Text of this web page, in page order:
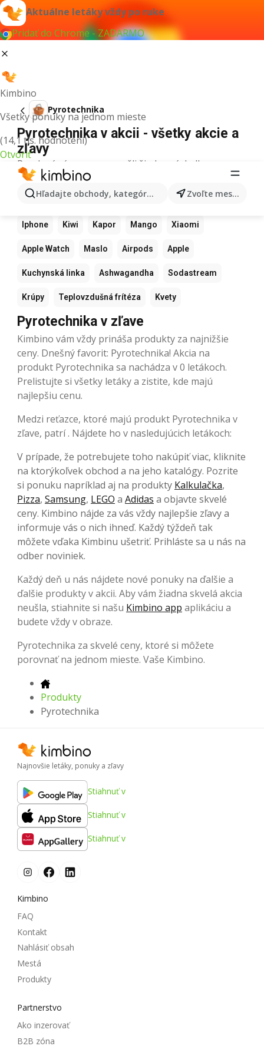
Aktuálne letáky vždy po ruke
Pridať do Chrome - ZADARMO
Kimbino
Všetky ponuky na jednom mieste
(14,1 tis. hodnotení)
Otvoriť
Hľadajte obchody, kategórie, produkty... Zvoľte mesto
Pyrotechnika
Pyrotechnika v akcii - všetky akcie a
zľavy
Pre daný výraz sme nenašli žiadne výsledky.
Ďalšie obľúbené produkty
Kalkulačka LEGO Samsung
Iphone Kiwi Kapor Mango Xiaomi
Apple Watch Maslo Airpods Apple
Kuchynská linka Ashwagandha Sodastream
Krúpy Teplovzdušná frítéza Kvety
Pyrotechnika v zľave
Kimbino vám vždy prináša produkty za najnižšie
ceny. Dnešný favorit: Pyrotechnika! Akcia na
produkt Pyrotechnika sa nachádza v 0 letákoch.
Prelistujte si všetky letáky a zistite, kde majú
najlepšiu cenu.
Medzi reťazce, ktoré majú produkt Pyrotechnika v
zľave, patrí . Nájdete ho v nasledujúcich letákoch:
V prípade, že potrebujete toho nakúpiť viac, kliknite
na ktorýkoľvek obchod a na jeho katalógy. Pozrite
si ponuku napríklad aj na produkty Kalkulačka,
Pizza, Samsung, LEGO a Adidas a objavte skvelé
ceny. Kimbino nájde za vás vždy najlepšie zľavy a
informuje vás o nich ihneď. Každý týždeň tak
môžete vďaka Kimbinu ušetriť. Prihláste sa u nás na
odber noviniek.
Každý deň u nás nájdete nové ponuky na ďalšie a
ďalšie produkty v akcii. Aby vám žiadna skvelá akcia
neušla, stiahnite si našu Kimbino app aplikáciu a
budete vždy v obraze.
Pyrotechnika za skvelé ceny, ktoré si môžete
porovnať na jednom mieste. Vaše Kimbino.
Produkty
Pyrotechnika
Najnovšie letáky, ponuky a zľavy
Stiahnuť v
Stiahnuť v
Stiahnuť v
Kimbino
FAQ
Kontakt
Nahlásiť obsah
Mestá
Produkty
Partnerstvo
Ako inzerovať
B2B zóna